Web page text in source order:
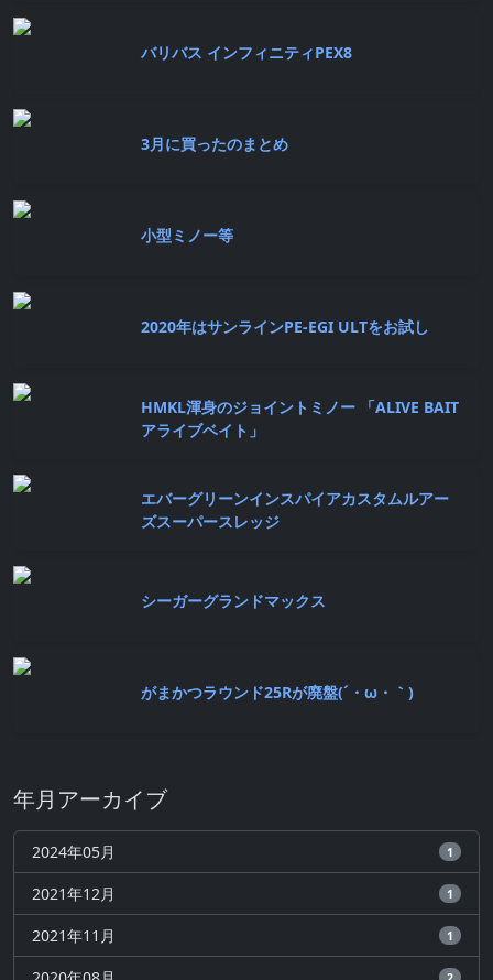
バリバス インフィニティPEX8
3月に買ったのまとめ
小型ミノー等
2020年はサンラインPE-EGI ULTをお試し
HMKL渾身のジョイントミノー 「ALIVE BAIT
アライブベイト」
エバーグリーンインスパイアカスタムルアー
ズスーパースレッジ
シーガーグランドマックス
がまかつラウンド25Rが廃盤(´・ω・｀)
年月アーカイブ
2024年05月 1
2021年12月 1
2021年11月 1